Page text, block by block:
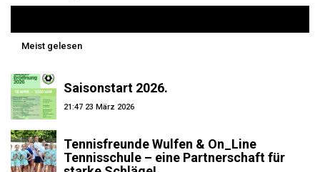
Meist gelesen
Saisonstart 2026.
21:47 23 März 2026
Tennisfreunde Wulfen & On_Line
Tennisschule – eine Partnerschaft für